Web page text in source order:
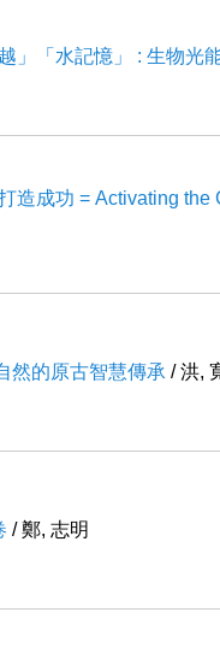
」「水記憶」 : 生物光
造成功 = Activating the
然的原古智慧傳承 / 洪,
/ 鄭, 志明